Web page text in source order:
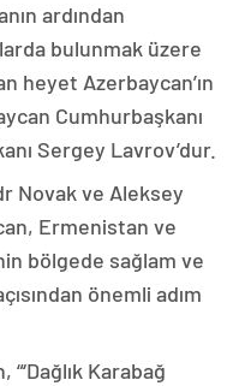
ardından
bulunmak üzere
heyet Azerbaycan’ın
Cumhurbaşkanı
Sergey Lavrov’dur.
Novak ve Aleksey
Ermenistan ve
bölgede sağlam ve
önemli adım
“‘Dağlık Karabağ